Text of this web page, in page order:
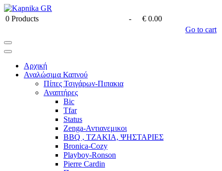
0 Products -
€ 0.00
Go to cart
Αρχική
Αναλώσιμα Καπνού
Πίπες Τσιγάρων-Πιπακια
Αναπτήρες
Bic
Tfar
Status
Zenga-Αντιανεμικοι
BBQ , ΤΖΑΚΙΑ, ΨΗΣΤΑΡΙΕΣ
Bronica-Cozy
Playboy-Ronson
Pierre Cardin